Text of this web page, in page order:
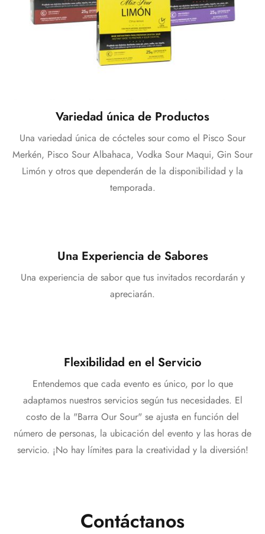
Variedad única de Productos
Una variedad única de cócteles sour como el Pisco Sour
Merkén, Pisco Sour Albahaca, Vodka Sour Maqui, Gin Sour
Limón y otros que dependerán de la disponibilidad y la
temporada.
Una Experiencia de Sabores
Una experiencia de sabor que tus invitados recordarán y
apreciarán.
Flexibilidad en el Servicio
Entendemos que cada evento es único, por lo que
adaptamos nuestros servicios según tus necesidades. El
costo de la "Barra Our Sour" se ajusta en función del
número de personas, la ubicación del evento y las horas de
servicio. ¡No hay límites para la creatividad y la diversión!
Contáctanos